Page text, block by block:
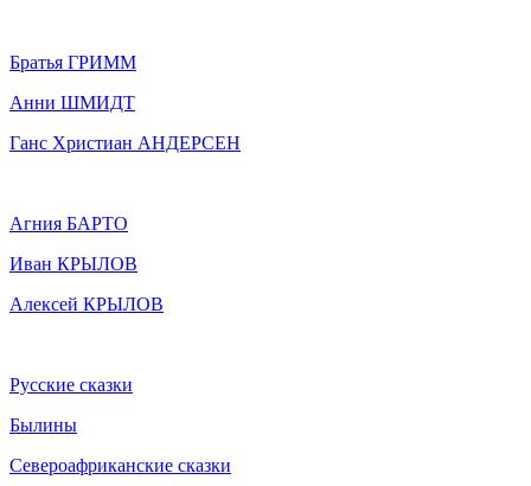
Братья ГРИММ
Анни ШМИДТ
Ганс Христиан АНДЕРСЕН
Агния БАРТО
Иван КРЫЛОВ
Алексей КРЫЛОВ
Русские сказки
Былины
Североафриканские сказки